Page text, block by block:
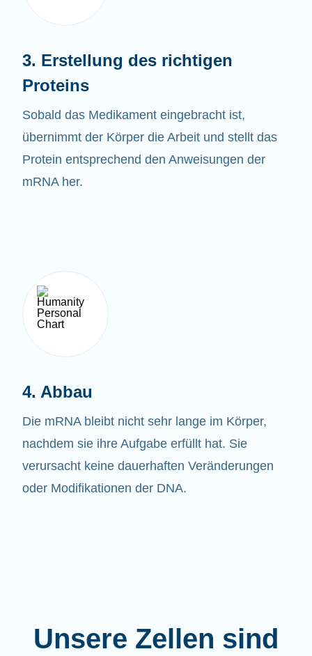
3. Erstellung des richtigen
Proteins
Sobald das Medikament eingebracht ist,
übernimmt der Körper die Arbeit und stellt das
Protein entsprechend den Anweisungen der
mRNA her.
4. Abbau
Die mRNA bleibt nicht sehr lange im Körper,
nachdem sie ihre Aufgabe erfüllt hat. Sie
verursacht keine dauerhaften Veränderungen
oder Modifikationen der DNA.
Unsere Zellen sind